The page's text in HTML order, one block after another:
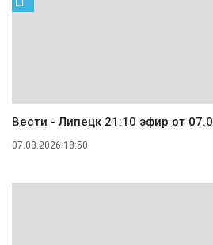
Вести - Липецк 21:10 эфир от
07.08.2026 18:50